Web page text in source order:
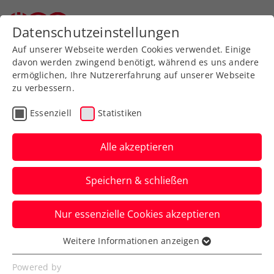
Zurück zur Newsübersicht
Allgemeine Klasse
ATP WTA ITF
Internationale
Turnierlandschaft in
Österreich im Aufwind
Datenschutzeinstellungen
Auf unserer Webseite werden Cookies verwendet. Einige
davon werden zwingend benötigt, während es uns andere
ermöglichen, Ihre Nutzererfahrung auf unserer Webseite
zu verbessern.
Essenziell Statistiken
Alle akzeptieren
Speichern & schließen
Nur essenzielle Cookies akzeptieren
Essenziell
Essenzielle Cookies werden für grundlegende
Weitere Informationen anzeigen
Powered by